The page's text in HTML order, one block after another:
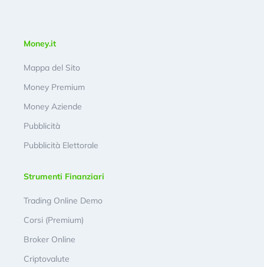
Money.it
Mappa del Sito
Money Premium
Money Aziende
Pubblicità
Pubblicità Elettorale
Strumenti Finanziari
Trading Online Demo
Corsi (Premium)
Broker Online
Criptovalute